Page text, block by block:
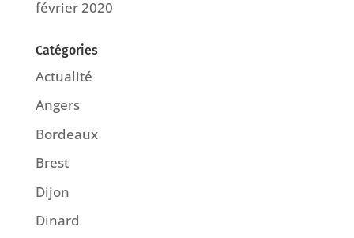
février 2020
Catégories
Actualité
Angers
Bordeaux
Brest
Dijon
Dinard